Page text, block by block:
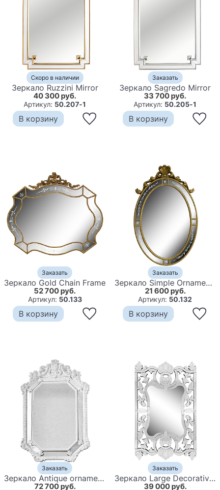
Скоро в наличии
Зеркало Ruzzini Mirror
40 300 руб.
Артикул: 50.207-1
В корзину
Заказать
Зеркало Sagredo Mirror
33 700 руб.
Артикул: 50.205-1
В корзину
Заказать
Зеркало Gold Chain Frame
52 700 руб.
Артикул: 50.133
В корзину
Заказать
Зеркало Simple Ornament Classic Collection
21 600 руб.
Артикул: 50.132
В корзину
Заказать
Зеркало Antique ornament White
72 700 руб.
Заказать
Зеркало Large Decorative Venetian Mirror
39 000 руб.